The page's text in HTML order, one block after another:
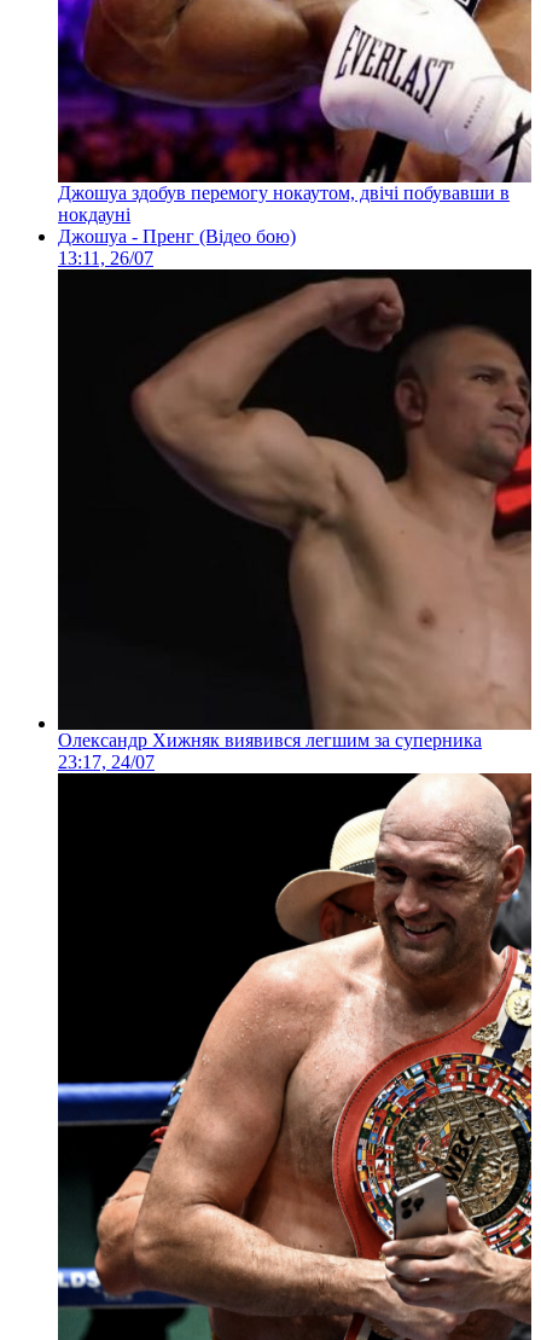
Джошуа здобув перемогу нокаутом, двічі побувавши в
нокдауні
Джошуа - Пренг (Відео бою)
13:11, 26/07
Олександр Хижняк виявився легшим за суперника
23:17, 24/07